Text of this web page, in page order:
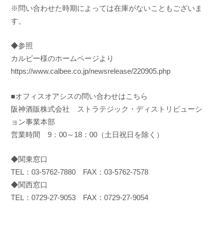
※問い合わせた時期によっては在庫がないこともございま
す。
◆参照
カルビー様のホームページより
https://www.calbee.co.jp/newsrelease/220905.php
■オフィスオアシスの問い合わせはこちら
阪神酒販株式会社 ストラテジック・ディストリビューシ
ョン事業本部
営業時間 9：00～18：00（土日祝日を除く）
◆関東窓口
TEL：03-5762-7880 FAX：03-5762-7578
◆関西窓口
TEL：0729-27-9053 FAX：0729-27-9054